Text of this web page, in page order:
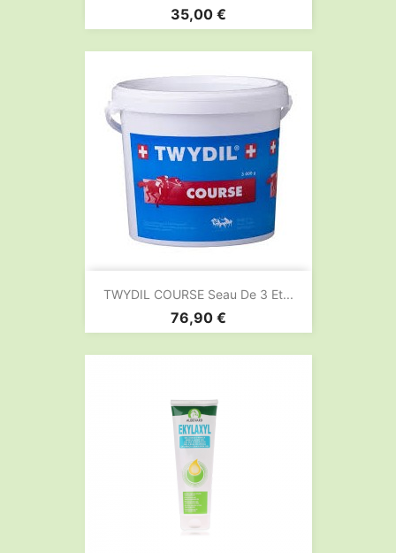
Prix
35,00 €
TWYDIL COURSE Seau De 3 Et...
Prix
76,90 €